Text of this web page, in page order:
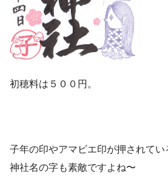
初穂料は５００円。
子年の印やアマビエ印が押されて
神社名の字も素敵ですよね〜